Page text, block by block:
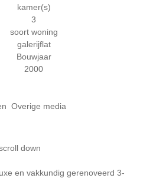
kamer(s)
3
soort woning
galerijflat
Bouwjaar
2000
Overige media
down
en vakkundig gerenoveerd 3-